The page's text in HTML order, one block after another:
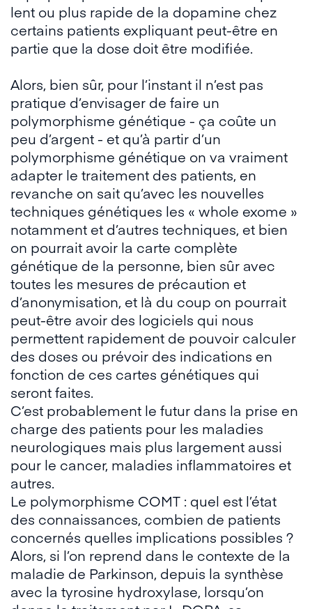
lent ou plus rapide de la dopamine chez
certains patients expliquant peut-être en
partie que la dose doit être modifiée.
Alors, bien sûr, pour l’instant il n’est pas
pratique d’envisager de faire un
polymorphisme génétique - ça coûte un
peu d’argent - et qu’à partir d’un
polymorphisme génétique on va vraiment
adapter le traitement des patients, en
revanche on sait qu’avec les nouvelles
techniques génétiques les « whole exome »
notamment et d’autres techniques, et bien
on pourrait avoir la carte complète
génétique de la personne, bien sûr avec
toutes les mesures de précaution et
d’anonymisation, et là du coup on pourrait
peut-être avoir des logiciels qui nous
permettent rapidement de pouvoir calculer
des doses ou prévoir des indications en
fonction de ces cartes génétiques qui
seront faites.
C’est probablement le futur dans la prise en
charge des patients pour les maladies
neurologiques mais plus largement aussi
pour le cancer, maladies inflammatoires et
autres.
Le polymorphisme COMT : quel est l’état
des connaissances, combien de patients
concernés quelles implications possibles ?
Alors, si l’on reprend dans le contexte de la
maladie de Parkinson, depuis la synthèse
avec la tyrosine hydroxylase, lorsqu’on